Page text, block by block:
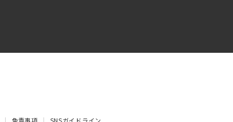
免責事項 SNSガイドライン